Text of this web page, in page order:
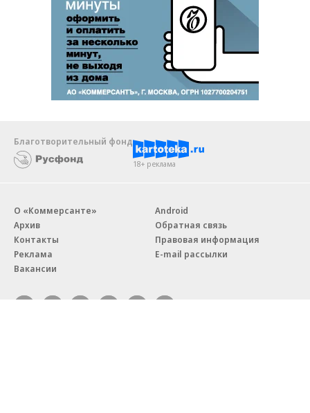
Благотворительный фонд
18+ реклама
О «Коммерсанте»
Архив
Контакты
Реклама
Вакансии
Android
Обратная связь
Правовая информация
E-mail рассылки